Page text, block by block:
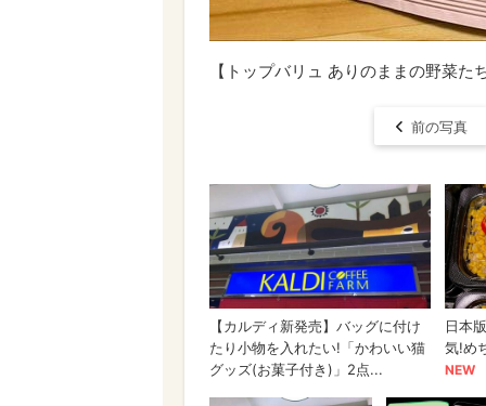
【トップバリュ ありのままの野菜
前の写真